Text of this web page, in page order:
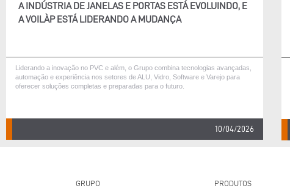
A INDÚSTRIA DE JANELAS E PORTAS ESTÁ EVOLUINDO, E
A VOILÀP ESTÁ LIDERANDO A MUDANÇA
Liderando a inovação no PVC e além, o Grupo combina tecnologias avançadas,
automação e experiência nos setores de ALU, Vidro, Software e Varejo para
oferecer soluções completas e preparadas para o futuro.
10/04/2026
GRUPO PRODUTOS